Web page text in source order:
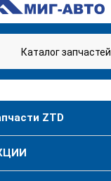
Каталог запчастей
ZTD